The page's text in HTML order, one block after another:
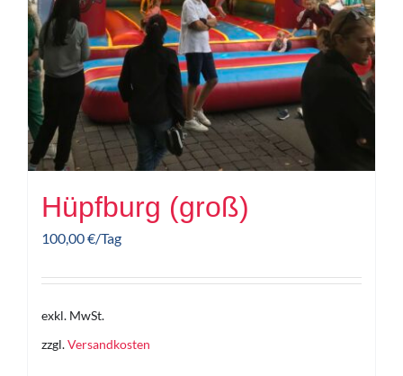
Hüpfburg (groß)
100,00€/Tag
exkl. MwSt.
zzgl.Versandkosten